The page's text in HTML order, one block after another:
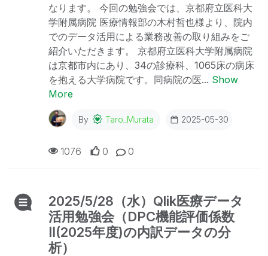
なります。 今回の勉強会では、京都府立医科大
学附属病院 医療情報部の木村哲也様より、院内
でのデータ活用による業務改善の取り組みをご
紹介いただきます。 京都府立医科大学附属病院
は京都市内にあり、34の診療科、1065床の病床
を抱える大学病院です。同病院の医... Show
More
By Taro_Murata 2025-05-30
0
0
1076
2025/5/28（水）Qlik医療データ
活用勉強会（DPC機能評価係数
Ⅱ(2025年度)の内訳データの分
析）